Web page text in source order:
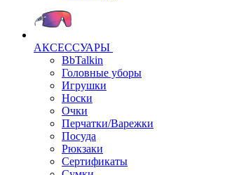
АКСЕССУАРЫ
BbTalkin
Головные уборы
Игрушки
Носки
Очки
Перчатки/Варежки
Посуда
Рюкзаки
Сертификаты